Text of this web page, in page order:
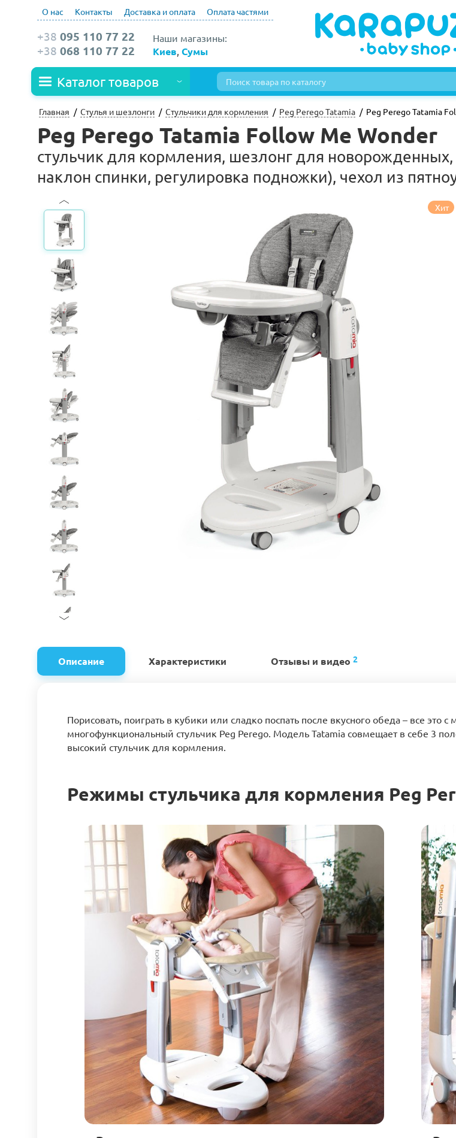
О нас Контакты Доставка и оплата Оплата частями
Наши магазины:
Киев Сумы
+38 095 110 77 22
+38 068 110 77 22
Каталог товаров
Главная Стулья и шезлонги Стульчики для кормления Peg Perego Tatamia Peg Perego Tatamia
Peg Perego Tatamia Follow Me Wonder
стульчик для кормления, шезлонг для новорожденных,
наклон спинки, регулировка подножки), чехол из
Хит
Описание Характеристики Отзывы и видео 2
Порисовать, поиграть в кубики или сладко поспать после вкусного обеда – все
многофункциональный стульчик Peg Perego. Модель Tatamia совмещает в себе 3
высокий стульчик для кормления.
Режимы стульчика для кормления Peg